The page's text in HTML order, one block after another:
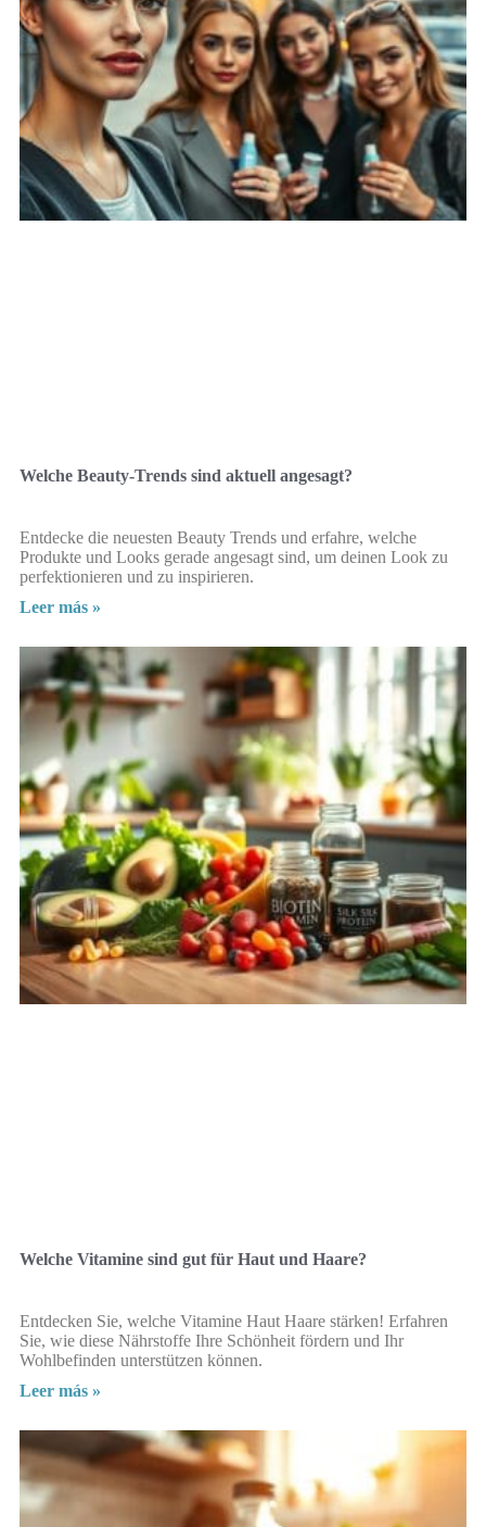
Welche Beauty-Trends sind aktuell angesagt?
Entdecke die neuesten Beauty Trends und erfahre, welche
Produkte und Looks gerade angesagt sind, um deinen Look zu
perfektionieren und zu inspirieren.
Leer más »
Welche Vitamine sind gut für Haut und Haare?
Entdecken Sie, welche Vitamine Haut Haare stärken! Erfahren
Sie, wie diese Nährstoffe Ihre Schönheit fördern und Ihr
Wohlbefinden unterstützen können.
Leer más »